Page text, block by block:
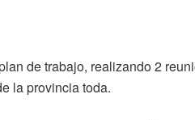
de trabajo, realizando 2
la provincia toda.